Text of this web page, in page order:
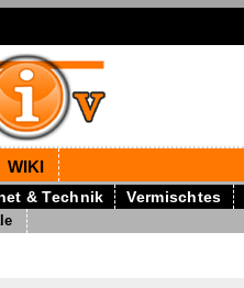
WIKI
& Technik Vermischtes